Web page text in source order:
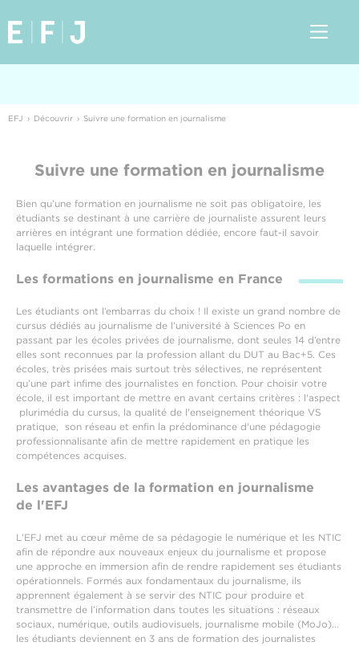
EFJ Découvrir Suivre une formation en journalisme
Suivre une formation en journalisme
Bien qu’une formation en journalisme ne soit pas obligatoire, les
étudiants se destinant à une carrière de journaliste assurent leurs
arrières en intégrant une formation dédiée, encore faut-il savoir
laquelle intégrer.
Les formations en journalisme en France
Les étudiants ont l’embarras du choix ! Il existe un grand nombre de
cursus dédiés au journalisme de l’université à Sciences Po en
passant par les écoles privées de journalisme, dont seules 14 d’entre
elles sont reconnues par la profession allant du DUT au Bac+5. Ces
écoles, très prisées mais surtout très sélectives, ne représentent
qu’une part infime des journalistes en fonction. Pour choisir votre
école, il est important de mettre en avant certains critères : l'aspect
plurimédia du cursus, la qualité de l'enseignement théorique VS
pratique, son réseau et enfin la prédominance d'une pédagogie
professionnalisante afin de mettre rapidement en pratique les
compétences acquises.
Les avantages de la formation en journalisme
de l'EFJ
L’EFJ met au cœur même de sa pédagogie le numérique et les NTIC
afin de répondre aux nouveaux enjeux du journalisme et propose
une approche en immersion afin de rendre rapidement ses étudiants
opérationnels. Formés aux fondamentaux du journalisme, ils
apprennent également à se servir des NTIC pour produire et
transmettre de l’information dans toutes les situations : réseaux
sociaux, numérique, outils audiovisuels, journalisme mobile (MoJo)…
les étudiants deviennent en 3 ans de formation des journalistes